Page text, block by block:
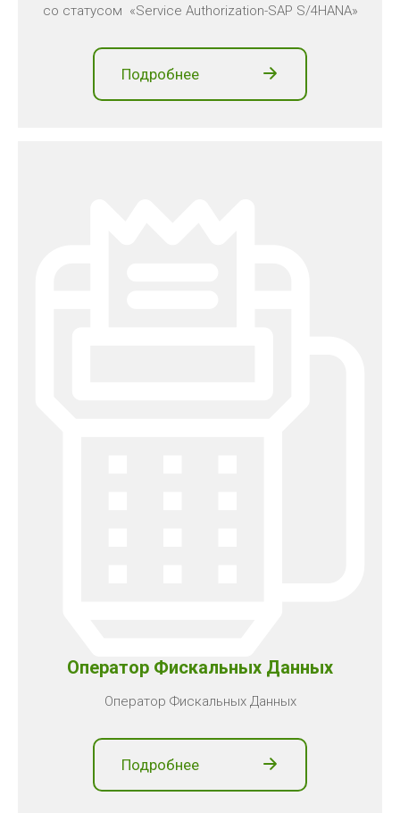
со статусом «Service Authorization-SAP S/4HANA»
Подробнее
Оператор Фискальных Данных
Оператор Фискальных Данных
Подробнее